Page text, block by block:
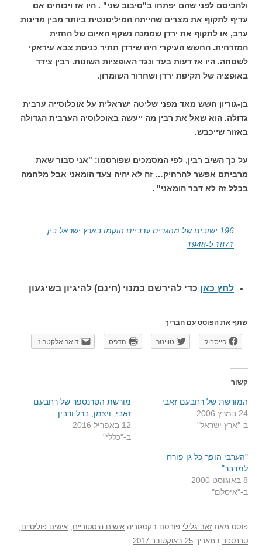
ולהביסם לפני שהם יפתחו ב"סיבוב שני" . היו אז ויכוחים אם
עדיף לתקוף את מצרים שהייתה המיליטנטית ביותר מבין מדינות
ערב, או לתקוף את ירדן שממנה נשקף האיום של החזית
המזרחית. החשש העיקרי היה שירדן תתיר כניסת צבא עיראקי
לשטחה. היו אז דעות בעד ונגד האופציות השונות. רבין צידד
באופציה של תקיפת ירדן ושחרור השומרון.
בן-גוריון חשש מאד מפני שליטה ישראלית על אוכלוסייה ערבית
גדולה. הוא שאל את רבין מה ייעשה באוכלוסיה הערבית הגדולה
באזור שייכבש.
על כך השיב רבין, לפי המסמכים שפורסמו: "אני סבור שאת
מרביתם אפשר להרחיק… זה לא יהיה צעד הומאני אבל מלחמה
בכלל זה לא דבר הומאני" .
196 ישובים של מהגרים ערביים הוקמו בארץ ישראל בין
1871 ל-1948
לחץ כאן כדי להירשם כמנוי (חינם) להיגיון בשיגעון
שתף את הפוסט עם חבריך
פייסבוק טוויטר הדפס דואר אלקטרוני
קשור
המורשת של רחבעם זאבי
ב-"ארץ ישראל"
מורשת הטרנספר של רחבעם
זאבי, ויצמן, ברל ורבין
ב-"כללי"
"הערבי הופך כל גן פורח
למדבר"
ב-"איסלם"
פוסטמאתזאב גליליפורסם בקטגוריהאישים היסטוריים,אישים פוליטיים,
טרנספרבתאריך25 באוקטובר 2017 .